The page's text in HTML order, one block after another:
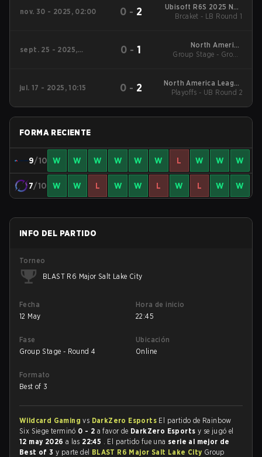
nov. 30 - 2025, 02:00 0 - 2
Ubisoft R6S 2025 NAL
Regional NA
Brcaket - LB Round 1
sept. 25 - 2025,
0 -1
North America
League Stage 2
Group Stage - Group
jul. 17 - 2025, 10:15 0 - 2
North America League
Stage 1
Playoffs - UB Round 2
FORMA RECIENTE
9/10 W W W W W W L W W W
7/10 W W L W W L W L W W
INFO DEL PARTIDO
Torneo
BLAST R6 Major Salt Lake City
Fecha
12 May
Hora de inicio
22:45
Fase
Group Stage - Round 4
Ubicación
Online
Formato
Best of 3
Wildcard Gamingvs DarkZero Esports El partido de Rainbow
Six Siege terminó 0 - 2 a favor de DarkZero Esports y se jugó el
12 may 2026 a las 22:45 . El partido fue una serie al mejor de
Best of 3y parte del BLAST R6 Major Salt Lake City Group